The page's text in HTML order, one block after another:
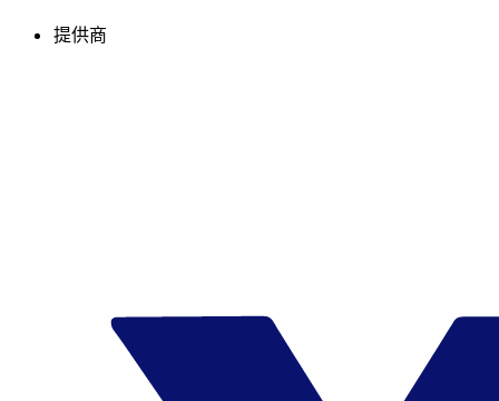
提供商